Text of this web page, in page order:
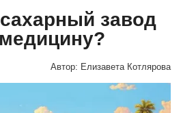
завод
Автор: Елизавета Котлярова